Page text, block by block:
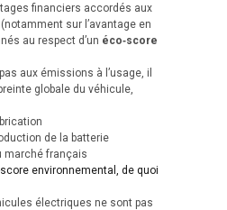
financiers accordés aux
sur l’avantage en
au respect d’un éco‑score
aux émissions à l’usage, il
globale du véhicule,
de la batterie
marché français
score environnemental, de quoi
électriques ne sont pas